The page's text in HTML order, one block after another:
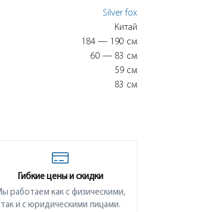
Silver fox
Китай
184 — 190 см
60 — 83 см
59 см
83 см
Гибкие цены и скидки
работаем как с физическими,
так и с юридическими лицами.